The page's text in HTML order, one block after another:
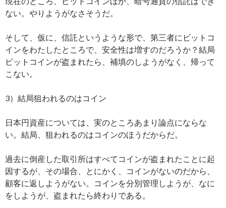
ない。やりようがなさそうだ。
そして、仮に、信託というような形で、第三者にビットコ
インをわたしたところで、安全性は増すのだろうか？結局
ビットコインが盗まれたら、補填のしようがなく、帰って
こない。
3）結局狙われるのはコイン
日本円資産については、実のところあまり論点にならな
い。結局、狙われるのはコインのほうだからだ。
過去に倒産した取引所はすべてコインが盗まれたことに起
因するが、その場合、とにかく、コインがないのだから、
顧客に返しようがない。コインを分別管理しようが、なに
をしようが、盗まれたら終わりである。